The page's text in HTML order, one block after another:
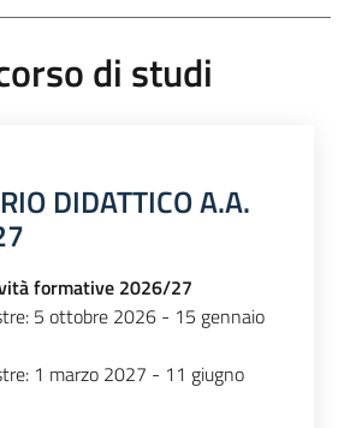
di studi
DIDATTICO A.A.
formative 2026/27
5 ottobre 2026 - 15 gennaio
1 marzo 2027 - 11 giugno